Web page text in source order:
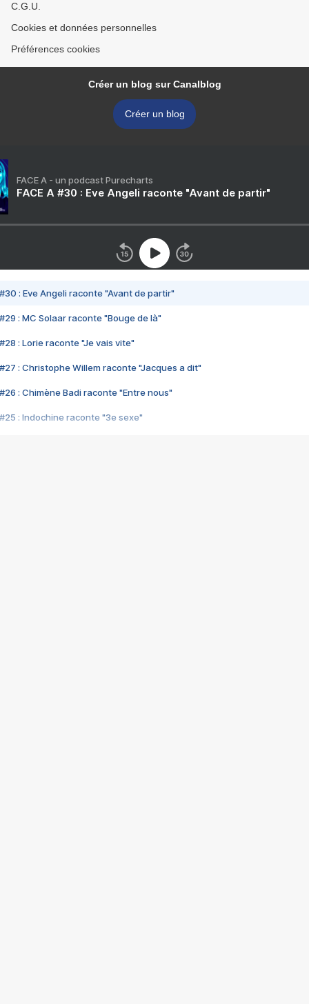
C.G.U.
Cookies et données personnelles
Préférences cookies
Créer un blog sur Canalblog
Créer un blog
FACE A - un podcast Purecharts
FACE A #30 : Eve Angeli raconte "Avant de partir"
#30 : Eve Angeli raconte "Avant de partir"
#29 : MC Solaar raconte "Bouge de là"
#28 : Lorie raconte "Je vais vite"
#27 : Christophe Willem raconte "Jacques a dit"
#26 : Chimène Badi raconte "Entre nous"
#25 : Indochine raconte "3e sexe"